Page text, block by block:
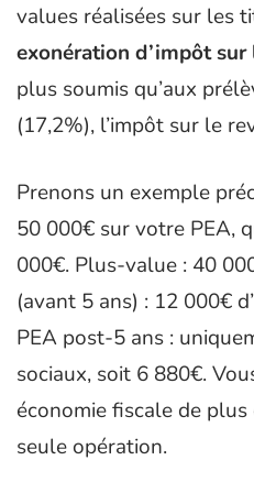
values réalisées sur les
exonération d’impôt sur
plus soumis qu’aux
(17,2%), l’impôt sur le
Prenons un exemple
50 000€ sur votre PEA,
000€. Plus-value : 40
(avant 5 ans) : 12 000€
PEA post-5 ans :
sociaux, soit 6 880€.
économie fiscale de
seule opération.